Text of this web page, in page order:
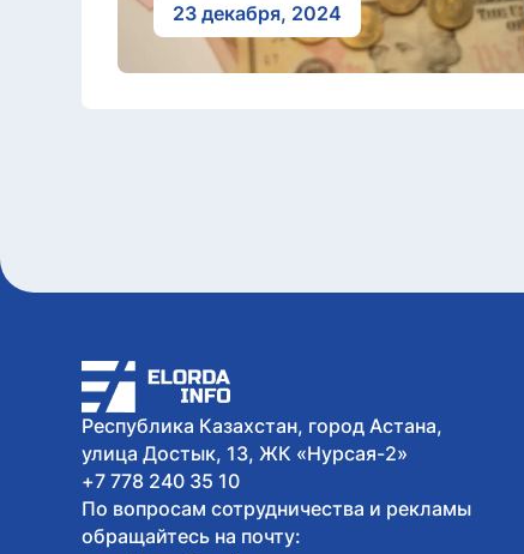
23 декабря, 2024
Республика Казахстан, город Астана,
улица Достык, 13, ЖК «Нурсая-2»
+7 778 240 35 10
По вопросам сотрудничества и рекламы
обращайтесь на почту: